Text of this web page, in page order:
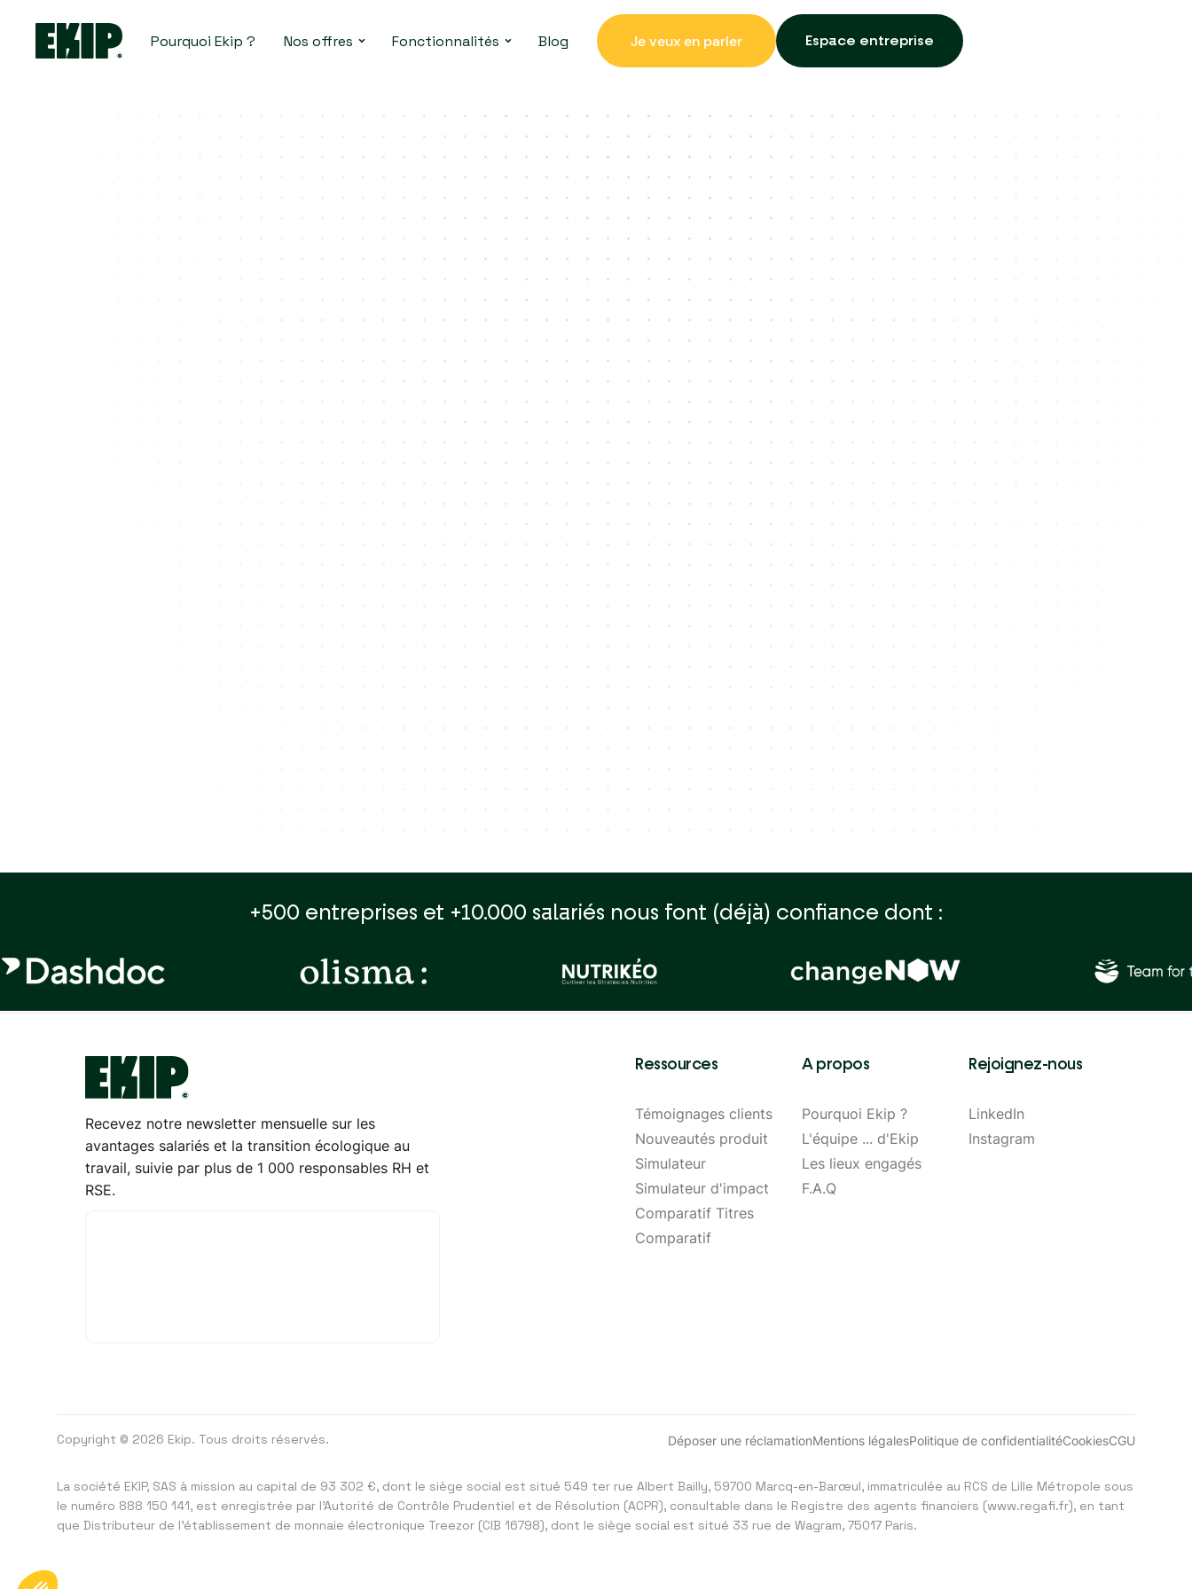
Pourquoi Ekip ? Nos offres Fonctionnalités Blog Je veux en parler
Je veux en parler
Espace entreprise
+500 entreprises clientes
+500 entreprises et +10.000 salariés nous font (déjà) confiance dont :
Recevez notre newsletter mensuelle sur les
avantages salariés et la transition écologique au
travail, suivie par plus de 1 000 responsables RH et
RSE.
Ressources
Témoignages clients
Nouveautés produit
Simulateur
d'économie
Simulateur d'impact
Comparatif Titres
Resto
Comparatif
A propos
Pourquoi Ekip ?
L'équipe ... d'Ekip
Les lieux engagés
F.A.Q
Rejoignez-nous
LinkedIn
Instagram
Copyright © 2026 Ekip. Tous droits réservés. Déposer une réclamationMentions légalesPolitique de confidentialitéCookiesCGU
La société EKIP, SAS à mission au capital de 93 302 €, dont le siège social est situé 549 ter rue Albert Bailly, 59700 Marcq-en-Barœul, immatriculée au RCS de Lille Métropole sous
le numéro 888 150 141, est enregistrée par l’Autorité de Contrôle Prudentiel et de Résolution (ACPR), consultable dans le Registre des agents financiers (www.regafi.fr), en tant
que Distributeur de l’établissement de monnaie électronique Treezor (CIB 16798), dont le siège social est situé 33 rue de Wagram, 75017 Paris.